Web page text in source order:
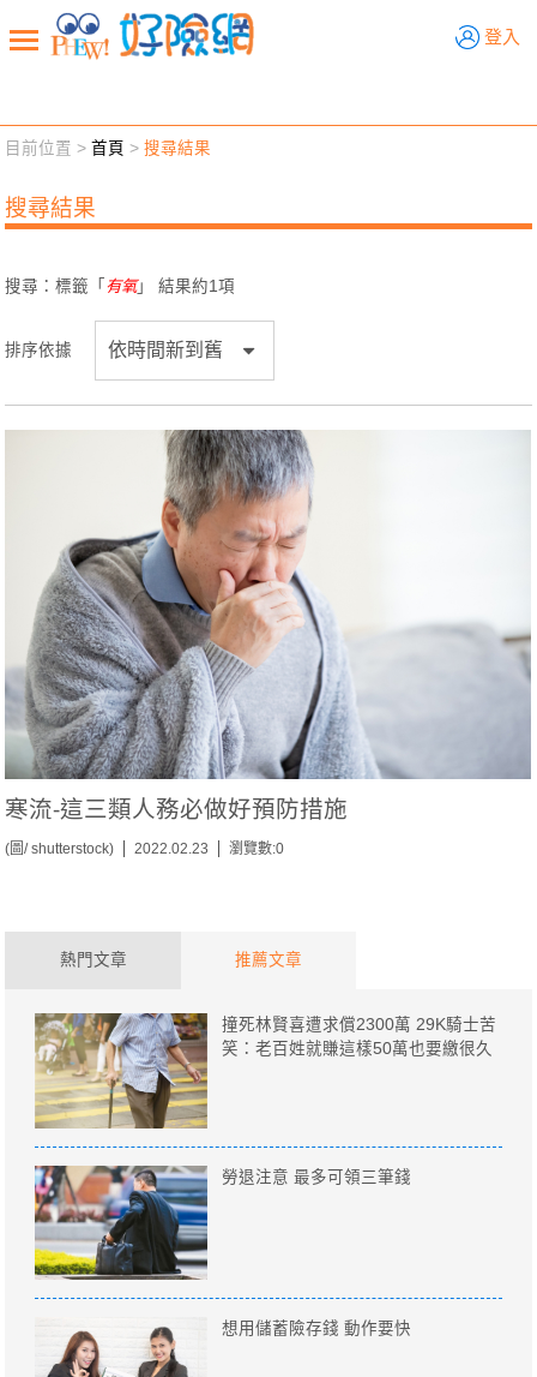
登入
新聞觀點 業務交流
退休先準備 好險學堂 輔銷工具 活動專區
目前位置 >首頁 >搜尋結果
搜尋結果
搜尋：標籤「 有氧」 結果約1項
排序依據
寒流-這三類人務必做好預防措施
(圖/ shutterstock) 2022.02.23 瀏覽數:0
熱門文章 推薦文章
撞死林賢喜遭求償2300萬 29K騎士苦
笑：老百姓就賺這樣50萬也要繳很久
勞退注意 最多可領三筆錢
想用儲蓄險存錢 動作要快